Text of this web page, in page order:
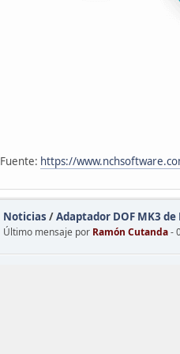
Fuente: https://
Noticias /Adaptador DOF MK3
Último mensaje por Ramón Cutanda-